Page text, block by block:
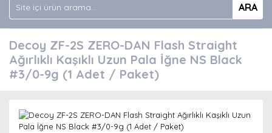
ARA
Decoy ZF-2S ZERO-DAN Flash Straight
Ağırlıklı Kaşıklı Uzun Pala İğne NS Black
#3/0-9g (1 Adet / Paket)